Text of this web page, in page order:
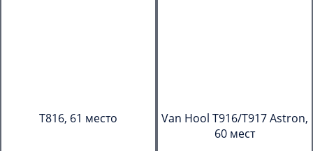
T816, 61 место
Van Hool T916/T917 Astron,
60 мест